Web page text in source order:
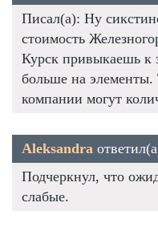
Писал(а): Ну
стоимость
Курск привыкаешь к
больше на
компании могут
Aleksandra
Подчеркнул, что
слабые.